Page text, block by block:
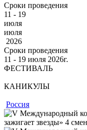
Сроки проведения
11 - 19
июля
июля
2026
Сроки проведения
11 ‐ 19 июля 2026г.
ФЕСТИВАЛЬ
КАНИКУЛЫ
Россия